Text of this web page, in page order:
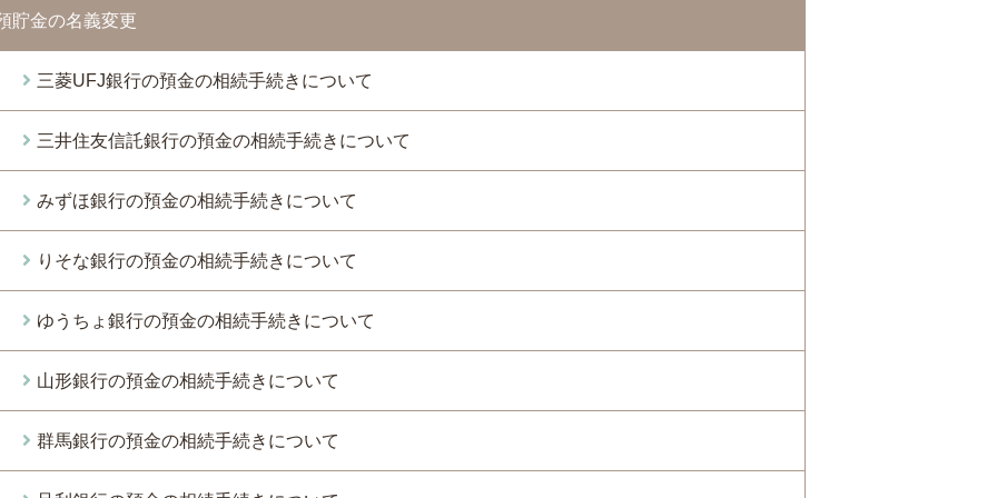
貯金の名義変更
三菱UFJ銀行の預金の相続手続きについて
三井住友信託銀行の預金の相続手続きについて
みずほ銀行の預金の相続手続きについて
りそな銀行の預金の相続手続きについて
ゆうちょ銀行の預金の相続手続きについて
山形銀行の預金の相続手続きについて
群馬銀行の預金の相続手続きについて